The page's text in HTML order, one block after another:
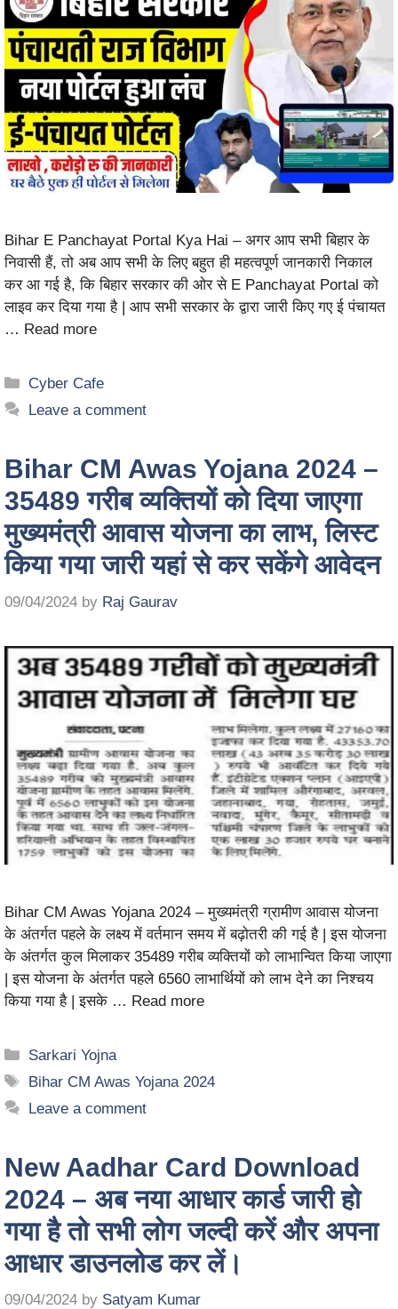
Bihar E Panchayat Portal Kya Hai – अगर आप सभी बिहार के
निवासी हैं, तो अब आप सभी के लिए बहुत ही महत्वपूर्ण जानकारी निकाल
कर आ गई है, कि बिहार सरकार की ओर से E Panchayat Portal को
लाइव कर दिया गया है | आप सभी सरकार के द्वारा जारी किए गए ई पंचायत
… Read more
Cyber Cafe
Leave a comment
Bihar CM Awas Yojana 2024 –
35489 गरीब व्यक्तियों को दिया जाएगा
मुख्यमंत्री आवास योजना का लाभ, लिस्ट
किया गया जारी यहां से कर सकेंगे आवेदन
09/04/2024 by Raj Gaurav
Bihar CM Awas Yojana 2024 – मुख्यमंत्री ग्रामीण आवास योजना
के अंतर्गत पहले के लक्ष्य में वर्तमान समय में बढ़ोतरी की गई है | इस योजना
के अंतर्गत कुल मिलाकर 35489 गरीब व्यक्तियों को लाभान्वित किया जाएगा
| इस योजना के अंतर्गत पहले 6560 लाभार्थियों को लाभ देने का निश्चय
किया गया है | इसके … Read more
Sarkari Yojna
Bihar CM Awas Yojana 2024
Leave a comment
New Aadhar Card Download
2024 – अब नया आधार कार्ड जारी हो
गया है तो सभी लोग जल्दी करें और अपना
आधार डाउनलोड कर लें।
09/04/2024 by Satyam Kumar